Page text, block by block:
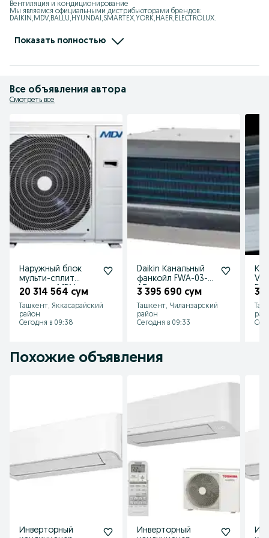
Вентиляция и кондиционирование
Мы являемся официальными дистрибьюторами брендов:
DAIKIN,MDV,BALLU,HYUNDAI,SMARTEX,YORK,HAER,ELECTROLUX.
Тепловые завесы, Калориферы, Тепловентиялторы, Тепловые пушки,
Показать полностью
Все объявления автора
Смотреть все
Наружный блок
мульти-сплит
системы MDV
20 314 564 сум
Ташкент, Яккасарайский
район
Сегодня в 09:38
Daikin Канальный
фанкойл FWA-03-
AT
3 395 690 сум
Ташкент, Чиланзарский
район
Сегодня в 09:33
3
Похожие объявления
Инверторный
Инверторный